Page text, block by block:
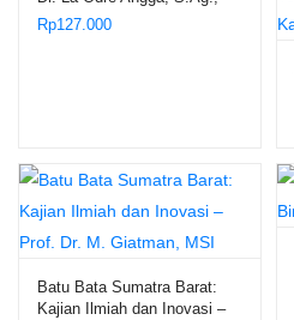
S.H., M.Hum.
Rp127.000
Batu Bata Sumatra Barat:
Kajian Ilmiah dan Inovasi –